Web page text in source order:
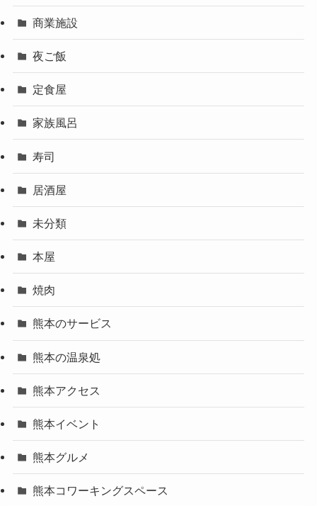
商業施設
夜ご飯
定食屋
家族風呂
寿司
居酒屋
未分類
本屋
焼肉
熊本のサービス
熊本の温泉処
熊本アクセス
熊本イベント
熊本グルメ
熊本コワーキングスペース